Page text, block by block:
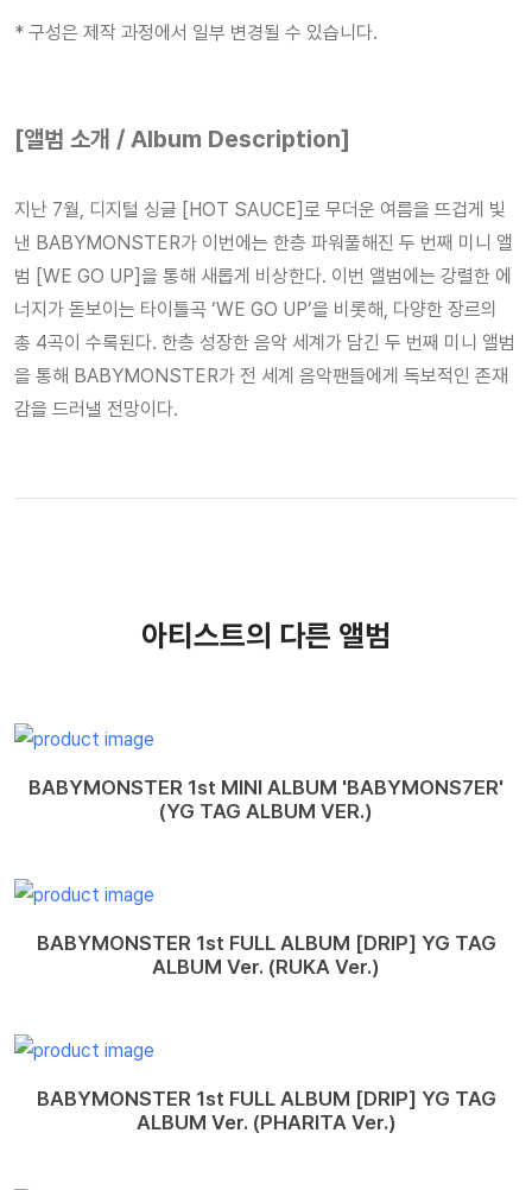
* 구성은 제작 과정에서 일부 변경될 수 있습니다.
[앨범 소개 / Album Description]
지난 7월, 디지털 싱글 [HOT SAUCE]로 무더운 여름을 뜨겁게 빛
낸 BABYMONSTER가 이번에는 한층 파워풀해진 두 번째 미니 앨
범 [WE GO UP]을 통해 새롭게 비상한다. 이번 앨범에는 강렬한 에
너지가 돋보이는 타이틀곡 ‘WE GO UP’을 비롯해, 다양한 장르의
총 4곡이 수록된다. 한층 성장한 음악 세계가 담긴 두 번째 미니 앨범
을 통해 BABYMONSTER가 전 세계 음악팬들에게 독보적인 존재
감을 드러낼 전망이다.
아티스트의 다른 앨범
BABYMONSTER 1st MINI ALBUM 'BABYMONS7ER'
(YG TAG ALBUM VER.)
BABYMONSTER 1st FULL ALBUM [DRIP] YG TAG
ALBUM Ver. (RUKA Ver.)
BABYMONSTER 1st FULL ALBUM [DRIP] YG TAG
ALBUM Ver. (PHARITA Ver.)